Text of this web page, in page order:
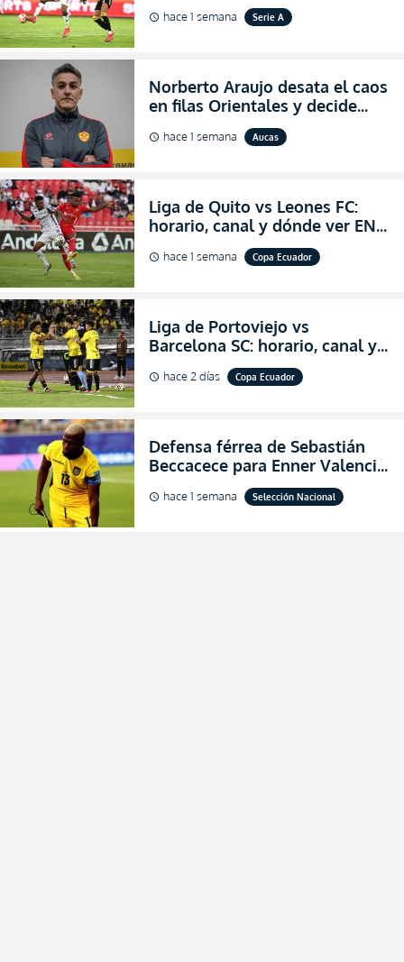
VIVO la Fecha 22 de la LigaPro
2026
schedule hace 1 semana Serie A
Norberto Araujo desata el caos
en filas Orientales y decide
abandonar la dirección técnica
de Aucas
schedule hace 1 semana Aucas
Liga de Quito vs Leones FC:
horario, canal y dónde ver EN
VIVO los octavos de final de la
Copa Ecuador 2026
schedule hace 1 semana Copa Ecuador
Liga de Portoviejo vs
Barcelona SC: horario, canal y
dónde ver EN VIVO los octavos
de final de la Copa Ecuador
schedule hace 2 días Copa Ecuador
Defensa férrea de Sebastián
Beccacece para Enner Valencia
al indicar que era el hombre
indicado para Ecuador
schedule hace 1 semana Selección Nacional